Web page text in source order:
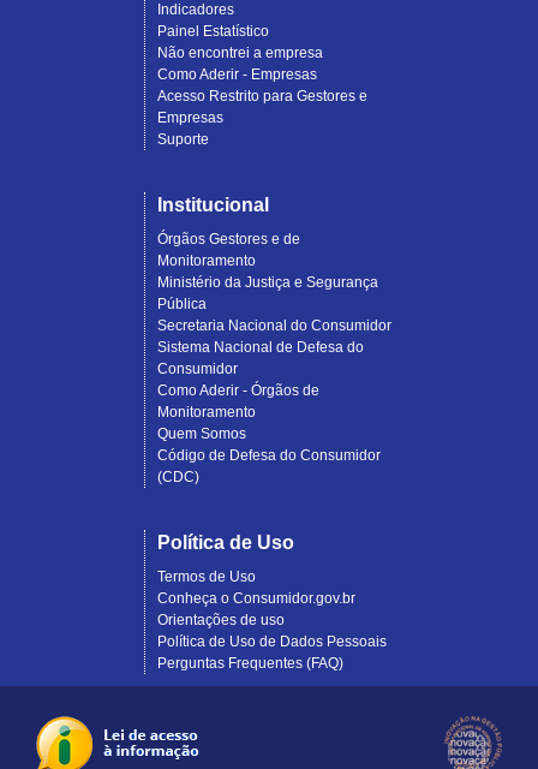
Indicadores
Painel Estatístico
Não encontrei a empresa
Como Aderir - Empresas
Acesso Restrito para Gestores e
Empresas
Suporte
Institucional
Órgãos Gestores e de
Monitoramento
Ministério da Justiça e Segurança
Pública
Secretaria Nacional do Consumidor
Sistema Nacional de Defesa do
Consumidor
Como Aderir - Órgãos de
Monitoramento
Quem Somos
Código de Defesa do Consumidor
(CDC)
Política de Uso
Termos de Uso
Conheça o Consumidor.gov.br
Orientações de uso
Política de Uso de Dados Pessoais
Perguntas Frequentes (FAQ)